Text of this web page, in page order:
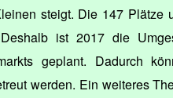
steigt. Die 147 Plätze
ist 2017 die
geplant. Dadurch
werden. Ein weiteres